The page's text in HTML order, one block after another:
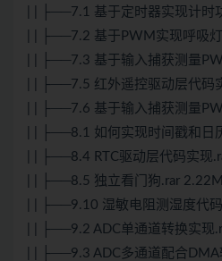
| | ├──7.1 基于定时器实现计时
| | ├──7.2 基于PWM实现呼吸
| | ├──7.3 基于输入捕获测量
| | ├──7.5 红外遥控驱动层代码
| | ├──7.6 基于输入捕获测量
| | ├──8.1 如何实现时间戳和日
| | ├──8.4 RTC驱动层代码实现
| | ├──8.5 独立看门狗.rar 2.22M
| | ├──9.10 湿敏电阻测湿度代
| | ├──9.2 ADC单通道转换实现
| | ├──9.3 ADC多通道配合